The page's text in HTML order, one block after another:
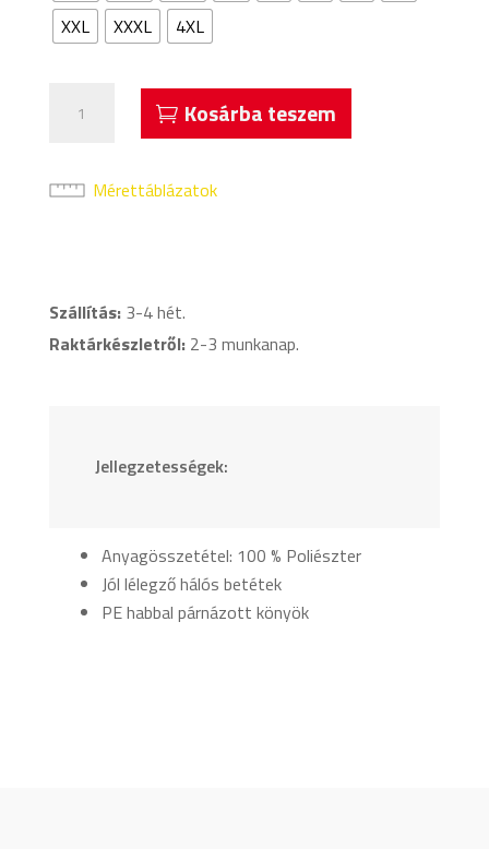
XXL
XXXL 4XL
Evolution
Ujjú
Kosárba teszem
Mérettáblázatok
Szállítás:3-4 hét.
Raktárkészletről:2-3 munkanap.
Jellegzetességek:
Anyagösszetétel: 100 % Poliészter
Jól lélegző hálós betétek
PE habbal párnázott könyök